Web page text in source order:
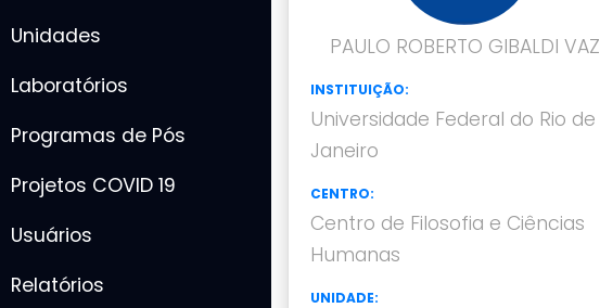
Unidades
Laboratórios
Programas de Pós
Projetos COVID 19
Usuários
Relatórios
PAULO ROBERTO GIBALDI VAZ
INSTITUIÇÃO:
Universidade Federal do Rio de
Janeiro
CENTRO:
Centro de Filosofia e Ciências
Humanas
UNIDADE: